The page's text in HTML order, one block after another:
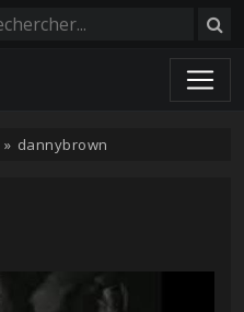
» dannybrown